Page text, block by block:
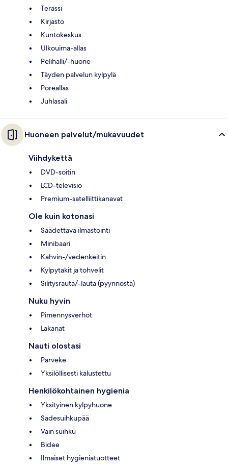
Terassi
Kirjasto
Kuntokeskus
Ulkouima-allas
Pelihalli/-huone
Täyden palvelun kylpylä
Poreallas
Juhlasali
Huoneen palvelut/mukavuudet
Viihdykettä
DVD-soitin
LCD-televisio
Premium-satelliittikanavat
Ole kuin kotonasi
Säädettävä ilmastointi
Minibaari
Kahvin-/vedenkeitin
Kylpytakit ja tohvelit
Silitysrauta/-lauta (pyynnöstä)
Nuku hyvin
Pimennysverhot
Lakanat
Nauti olostasi
Parveke
Yksilöllisesti kalustettu
Henkilökohtainen hygienia
Yksityinen kylpyhuone
Sadesuihkupää
Vain suihku
Bidee
Ilmaiset hygieniatuotteet